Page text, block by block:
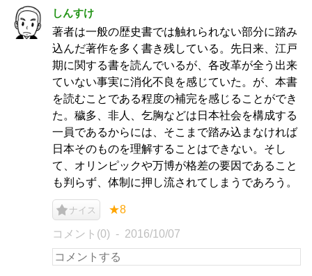
しんすけ
著者は一般の歴史書では触れられない部分に踏み
込んだ著作を多く書き残している。先日来、江戸
期に関する書を読んでいるが、各改革が全う出来
ていない事実に消化不良を感じていた。が、本書
を読むことである程度の補完を感じることができ
た。穢多、非人、乞胸などは日本社会を構成する
一員であるからには、そこまで踏み込まなければ
日本そのものを理解することはできない。そし
て、オリンピックや万博が格差の要因であること
も判らず、体制に押し流されてしまうであろう。
ナイス ★8
コメント(0) 2016/10/07